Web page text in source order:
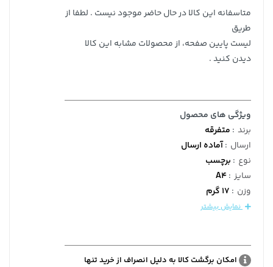
متاسفانه این کالا در حال حاضر موجود نیست . لطفا از
طریق
لیست پایین صفحه، از محصولات مشابه این کالا
دیدن کنید .
ویژگی های محصول
برند : متفرقه
ارسال :آماده ارسال
نوع : برچسب
سایز :
A4
وزن : 17 گرم
نمایش بیشتر
امکان برگشت کالا به دلیل انصراف از خرید تنها